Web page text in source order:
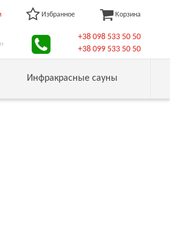
Избранное Корзина
+38 098 533 50 50
+38 099 533 50 50
Инфракрасные сауны